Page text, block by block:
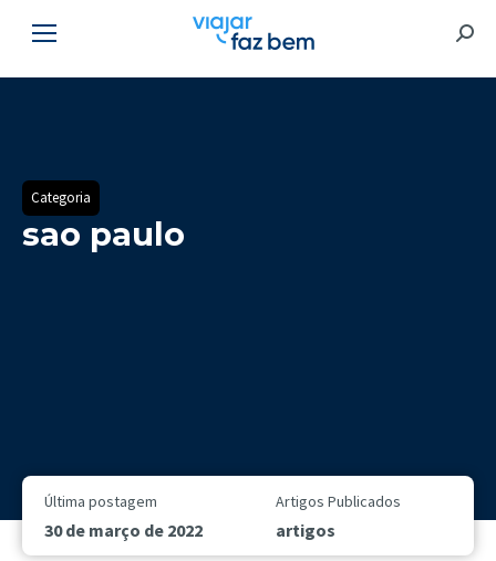
Categoria
sao paulo
Última postagem
30 de março de 2022
Artigos Publicados
artigos